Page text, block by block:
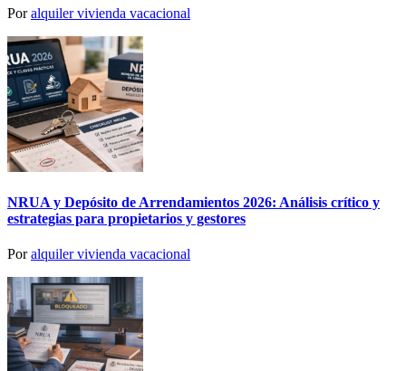
Poralquiler vivienda vacacional
NRUA y Depósito de Arrendamientos 2026: Análisis crítico y
estrategias para propietarios y gestores
Poralquiler vivienda vacacional